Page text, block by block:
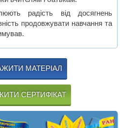
радість від досягнень
продовжувати навчання та
МАТЕРІАЛ
СЕРТИФІКАТ